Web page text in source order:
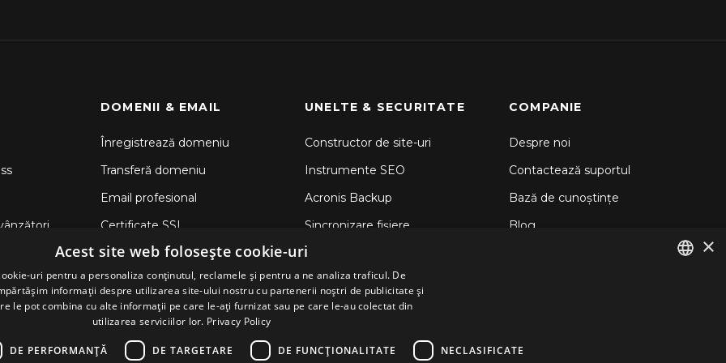
DOMENII & EMAIL
Înregistrează domeniu
Transferă domeniu
Email profesional
Certificate SSL
UNELTE & SECURITATE
Constructor de site-uri
Instrumente SEO
Acronis Backup
Sincronizare fișiere
CodeGuard Backup
Securitate Sitelock
COMPANIE
Despre noi
Contactează suportul
Bază de cunoștințe
Blog
×
Acest site web folosește cookie-uri
uri pentru a personaliza conținutul, reclamele și pentru a ne analiza traficul. De
informații despre utilizarea site-ului nostru cu partenerii noștri de publicitate și
le pot combina cu alte informații pe care le-ați furnizat sau pe care le-au colectat din
utilizarea serviciilor lor. Privacy Policy
DE PERFORMANȚĂ DE TARGETARE DE FUNCŢIONALITATE NECLASIFICATE